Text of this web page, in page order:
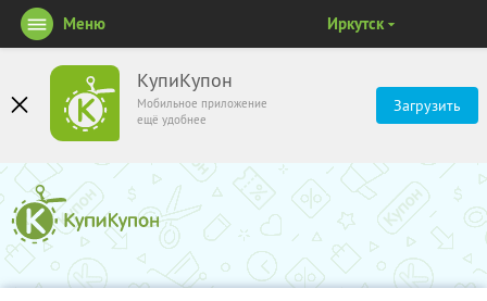
КупиКупон
Мобильное приложение
ещё удобнее
Загрузить
Меню Иркутск